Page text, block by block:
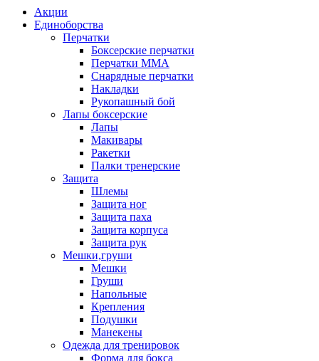
Акции
Единоборства
Перчатки
Боксерские перчатки
Перчатки ММА
Снарядные перчатки
Накладки
Рукопашный бой
Лапы боксерские
Лапы
Макивары
Ракетки
Палки тренерские
Защита
Шлемы
Защита ног
Защита паха
Защита корпуса
Защита рук
Мешки,груши
Мешки
Груши
Напольные
Крепления
Подушки
Манекены
Одежда для тренировок
Форма для бокса